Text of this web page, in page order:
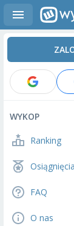
WYKOP
Ranking
Osiągnięcia
FAQ
O nas